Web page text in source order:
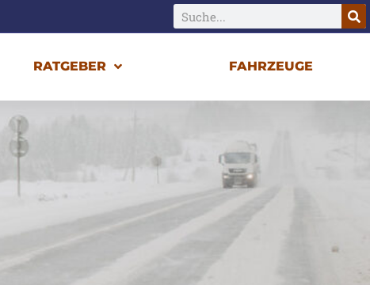
RATGEBER FAHRZEUGE